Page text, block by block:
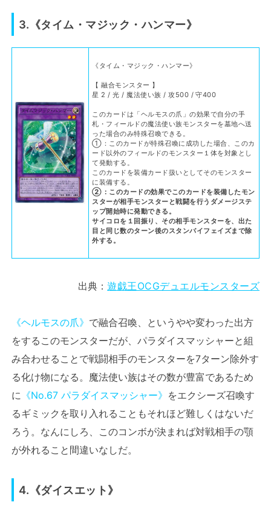
3.《タイム・マジック・ハンマー》
《タイム・マジック・ハンマー》
【 融合モンスター 】
星 2 / 光 / 魔法使い族 / 攻500 / 守400
このカードは「ヘルモスの爪」の効果で自分の手
札・フィールドの魔法使い族モンスターを墓地へ送
った場合のみ特殊召喚できる。
①：このカードが特殊召喚に成功した場合、このカ
ード以外のフィールドのモンスター１体を対象とし
て発動する。
このカードを装備カード扱いとしてそのモンスター
に装備する。
②：このカードの効果でこのカードを装備したモン
スターが相手モンスターと戦闘を行うダメージステ
ップ開始時に発動できる。
サイコロを１回振り、その相手モンスターを、出た
目と同じ数のターン後のスタンバイフェイズまで除
外する。
出典：遊戯王OCGデュエルモンスターズ
《ヘルモスの爪》 で融合召喚、というやや変わった出方
をするこのモンスターだが、パラダイスマッシャーと組
み合わせることで戦闘相手のモンスターを7ターン除外す
る化け物になる。魔法使い族はその数が豊富であるため
に 《No.67 パラダイスマッシャー》 をエクシーズ召喚す
るギミックを取り入れることもそれほど難しくはないだ
ろう。なんにしろ、このコンボが決まれば対戦相手の顎
が外れること間違いなしだ。
4.《ダイスエット》